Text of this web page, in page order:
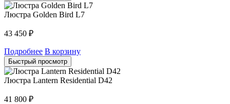
Люстра Golden Bird L7
43 450 ₽
Подробнее В корзину
Быстрый просмотр
Люстра Lantern Residential D42
41 800 ₽